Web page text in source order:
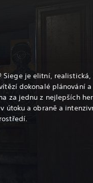
Siege je elitní,
dokonalé plánování
za jednu z nejlepších
útoku a obraně a